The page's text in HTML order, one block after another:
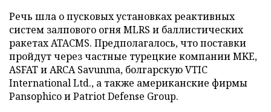
Речь шла о пусковых установках реактивных
систем залпового огня MLRS и баллистических
ракетах ATACMS. Предполагалось, что поставки
пройдут через частные турецкие компании MKE,
ASFAT и ARCA Savunma, болгарскую VTIC
International Ltd., а также американские фирмы
Pansophico и Patriot Defense Group.